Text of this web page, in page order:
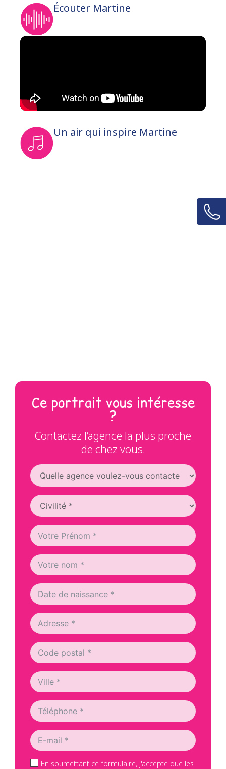
Écouter Martine
Un air qui inspire Martine
Ce portrait vous intéresse
?
Contactez l’agence la plus proche
de chez vous.
En soumettant ce formulaire, j'accepte que les